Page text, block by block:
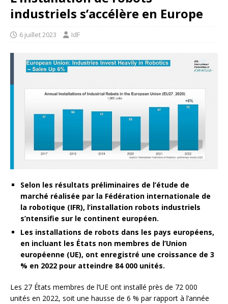
industriels s’accélère en Europe
6 juillet 2023 IdF
Selon les résultats préliminaires de l’étude de
marché réalisée par la Fédération internationale de
la robotique (IFR), l’installation robots industriels
s’ntensifie sur le continent européen.
Les installations de robots dans les pays européens,
en incluant les États non membres de l’Union
européenne (UE), ont enregistré une croissance de 3
% en 2022 pour atteindre 84 000 unités.
Les 27 États membres de l’UE ont installé près de 72 000
unités en 2022, soit une hausse de 6 % par rapport à l’année